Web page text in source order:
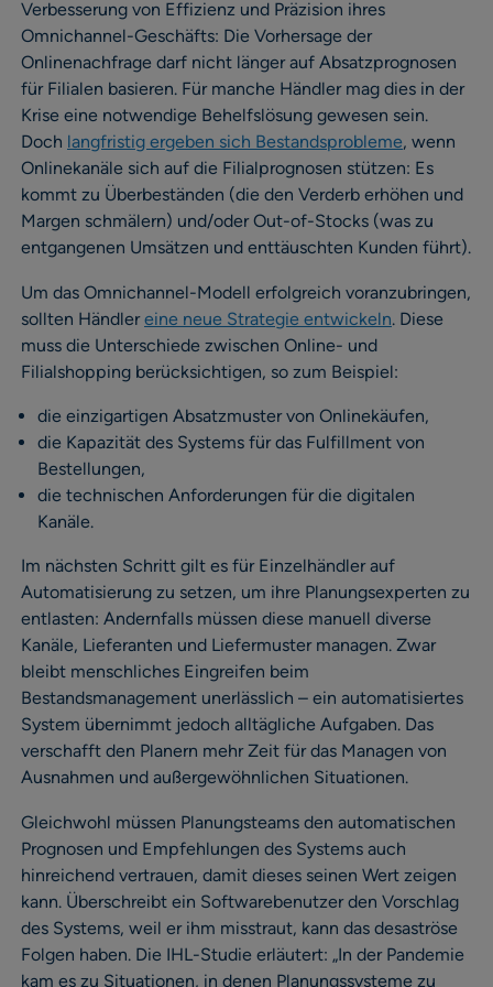
Verbesserung von Effizienz und Präzision ihres
Omnichannel-Geschäfts: Die Vorhersage der
Onlinenachfrage darf nicht länger auf Absatzprognosen
für Filialen basieren. Für manche Händler mag dies in der
Krise eine notwendige Behelfslösung gewesen sein.
Doch langfristig ergeben sich Bestandsprobleme, wenn
Onlinekanäle sich auf die Filialprognosen stützen: Es
kommt zu Überbeständen (die den Verderb erhöhen und
Margen schmälern) und/oder Out-of-Stocks (was zu
entgangenen Umsätzen und enttäuschten Kunden führt).
Um das Omnichannel-Modell erfolgreich voranzubringen,
sollten Händlereine neue Strategie entwickeln. Diese
muss die Unterschiede zwischen Online- und
Filialshopping berücksichtigen, so zum Beispiel:
die einzigartigen Absatzmuster von Onlinekäufen,
die Kapazität des Systems für das Fulfillment von
Bestellungen,
die technischen Anforderungen für die digitalen
Kanäle.
Im nächsten Schritt gilt es für Einzelhändler auf
Automatisierung zu setzen, um ihre Planungsexperten zu
entlasten: Andernfalls müssen diese manuell diverse
Kanäle, Lieferanten und Liefermuster managen. Zwar
bleibt menschliches Eingreifen beim
Bestandsmanagement unerlässlich – ein automatisiertes
System übernimmt jedoch alltägliche Aufgaben. Das
verschafft den Planern mehr Zeit für das Managen von
Ausnahmen und außergewöhnlichen Situationen.
Gleichwohl müssen Planungsteams den automatischen
Prognosen und Empfehlungen des Systems auch
hinreichend vertrauen, damit dieses seinen Wert zeigen
kann. Überschreibt ein Softwarebenutzer den Vorschlag
des Systems, weil er ihm misstraut, kann das desaströse
Folgen haben. Die IHL-Studie erläutert: „In der Pandemie
kam es zu Situationen, in denen Planungssysteme zu